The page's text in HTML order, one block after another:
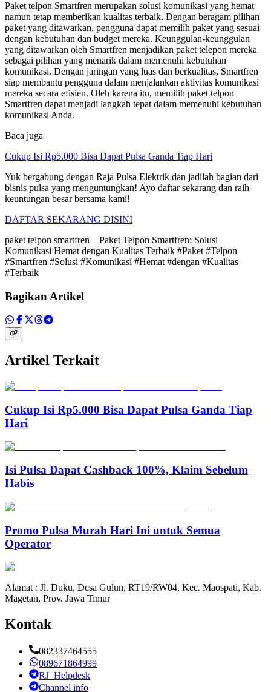
Paket telpon Smartfren merupakan solusi komunikasi yang hemat
namun tetap memberikan kualitas terbaik. Dengan beragam pilihan
paket yang ditawarkan, pengguna dapat memilih paket yang sesuai
dengan kebutuhan dan budget mereka. Keunggulan-keunggulan
yang ditawarkan oleh Smartfren menjadikan paket telepon mereka
sebagai pilihan yang menarik dalam memenuhi kebutuhan
komunikasi. Dengan jaringan yang luas dan berkualitas, Smartfren
siap membantu pengguna dalam menjalankan aktivitas komunikasi
mereka secara efisien. Oleh karena itu, memilih paket telpon
Smartfren dapat menjadi langkah tepat dalam memenuhi kebutuhan
komunikasi Anda.
Baca juga
Cukup Isi Rp5.000 Bisa Dapat Pulsa Ganda Tiap Hari
Yuk bergabung dengan Raja Pulsa Elektrik dan jadilah bagian dari
bisnis pulsa yang menguntungkan! Ayo daftar sekarang dan raih
keuntungan besar bersama kami!
DAFTAR SEKARANG DISINI
paket telpon smartfren – Paket Telpon Smartfren: Solusi
Komunikasi Hemat dengan Kualitas Terbaik #Paket #Telpon
#Smartfren #Solusi #Komunikasi #Hemat #dengan #Kualitas
#Terbaik
Bagikan Artikel
Artikel Terkait
Cukup Isi Rp5.000 Bisa Dapat Pulsa Ganda Tiap
Hari
Isi Pulsa Dapat Cashback 100%, Klaim Sebelum
Habis
Promo Pulsa Murah Hari Ini untuk Semua
Operator
Alamat : Jl. Duku, Desa Gulun, RT19/RW04, Kec. Maospati, Kab.
Magetan, Prov. Jawa Timur
Kontak
082337464555
089671864999
RJ_Helpdesk
Channel info